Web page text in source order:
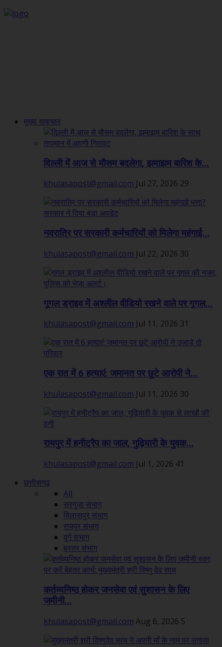
मुख्य समाचार
दिल्ली में आज से मौसम बदलेगा, झमाझम बारिश के...
khulasapost@gmail.com Jul 27, 2026 29
नवरात्रि पर सरकारी कर्मचारियों को मिलेगा महंगाई...
khulasapost@gmail.com Jul 22, 2026 30
गूगल ड्राइव में अश्लील वीडियो रखने वाले पर गूगल...
khulasapost@gmail.com Jul 11, 2026 31
एक रात में 6 हत्याएं: जमानत पर छूटे आरोपी ने...
khulasapost@gmail.com Jul 11, 2026 30
रायपुर में हनीट्रैप का जाल, गुढ़ियारी के युवक...
khulasapost@gmail.com Jul 1, 2026 41
छत्तीसगढ़
All
सरगुजा संभाग
बिलासपुर संभाग
रायपुर संभाग
दुर्ग संभाग
बस्तर संभाग
कर्तव्यनिष्ठ होकर जनसेवा एवं सुशासन के लिए
जमीनी...
khulasapost@gmail.com Aug 6, 2026 5